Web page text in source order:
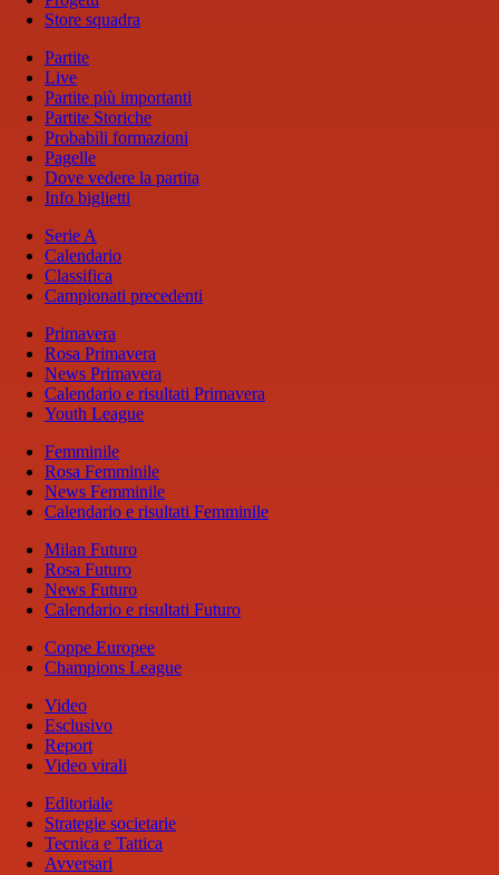
Store squadra
Partite
Live
Partite più importanti
Partite Storiche
Probabili formazioni
Pagelle
Dove vedere la partita
Info biglietti
Serie A
Calendario
Classifica
Campionati precedenti
Primavera
Rosa Primavera
News Primavera
Calendario e risultati Primavera
Youth League
Femminile
Rosa Femminile
News Femminile
Calendario e risultati Femminile
Milan Futuro
Rosa Futuro
News Futuro
Calendario e risultati Futuro
Coppe Europee
Champions League
Video
Esclusivo
Report
Video virali
Editoriale
Strategie societarie
Tecnica e Tattica
Avversari